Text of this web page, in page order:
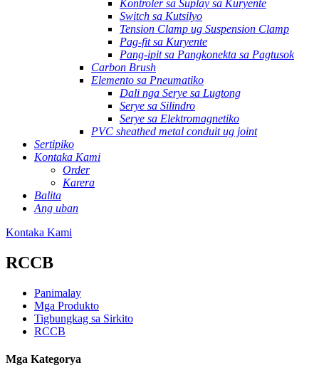
Kontroler sa Suplay sa Kuryente
Switch sa Kutsilyo
Tension Clamp ug Suspension Clamp
Pag-fit sa Kuryente
Pang-ipit sa Pangkonekta sa Pagtusok
Carbon Brush
Elemento sa Pneumatiko
Dali nga Serye sa Lugtong
Serye sa Silindro
Serye sa Elektromagnetiko
PVC sheathed metal conduit ug joint
Sertipiko
Kontaka Kami
Order
Karera
Balita
Ang uban
Kontaka Kami
RCCB
Panimalay
Mga Produkto
Tigbungkag sa Sirkito
RCCB
Mga Kategorya